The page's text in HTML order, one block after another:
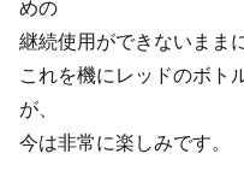
めの
継続使用ができないまま
これを機にレッドのボト
が、
今は非常に楽しみです。